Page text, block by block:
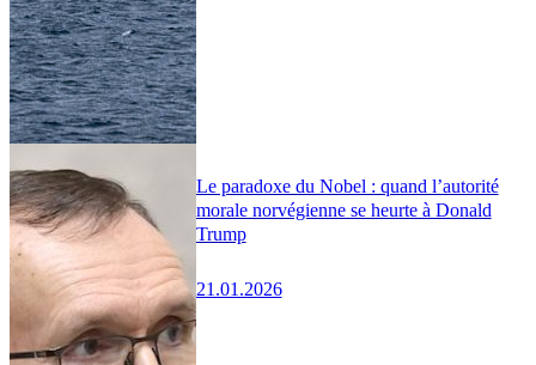
Le paradoxe du Nobel : quand l’autorité
morale norvégienne se heurte à Donald
Trump
21.01.2026